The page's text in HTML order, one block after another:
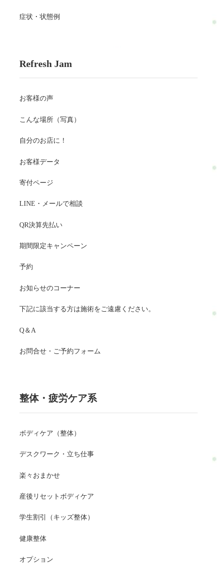
症状・状態例
Refresh Jam
お客様の声
こんな場所（写真）
自分のお店に！
お客様データ
寄付ページ
LINE・メールで相談
QR決算先払い
期間限定キャンペーン
予約
お知らせのコーナー
下記に該当する方は施術をご遠慮ください。
Q＆A
お問合せ・ご予約フォーム
整体・疲労ケア系
ボディケア（整体）
デスクワーク・立ち仕事
楽々おまかせ
産後リセットボディケア
学生割引（キッズ整体）
健康整体
オプション